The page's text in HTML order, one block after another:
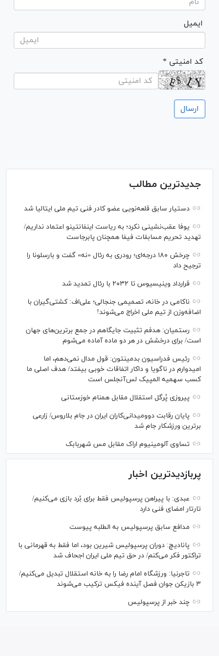
ایمیل
* کد امنیتی
جدیدترین مطالب
دستیار سابق قلعه‌نویی عضو کادر فنی تیم ملی ایتالیا شد
یوفا عقب‌نشینی نکرد؛ به ریاست اینفانتینو اعتماد نداریم/
تهدید تحریم مسابقات فیفا همچنان پابرجاست
چرخش ۱۸۰ درجه‌ای؛ رودری به رئال «نه» گفت و بارسلونا را
ترجیح داد
قرارداد وینیسیوس تا ۲۰۳۲ با رئال‌ تمدید شد
ناکامی در خانه، تصمیمی جنجالی؛ علی‌اف: کشتی‌گیران با
اضافه‌وزن از تیم ملی اخراج می‌شوند!
رستمیان: هدفم تثبیت جایگاهم در جمع برترین‌های جهان
است/ برای درخشش در هر دو ماده آماده می‌شوم
رئیس فدراسیون بدمینتون: قول مدال نمی‌دهم، اما
امیدوارم در ناگویا و داکار اتفاقات خوبی بیفتد/ هدف اصلی ما
کسب سهمیه المپیک لس‌آنجلس است
پیروزی پُرگل استقلال مقابل همنام خوزستانی
پایان رقابت دوومیدانی‌کاران ایران در جام بلاروس/ زارعی
برترین ورزشکار جام شد
تساوی آلومینیوم اراک مقابل مس شهربابک
پربازدیدترین اخبار
عبدی: با پیراهن پرسپولیس فقط برای بُرد بازی می‌کنیم/
تارتار امضای فنی دارد
مدافع سابق پرسپولیس به الطلبه پیوست
پانادیچ: دوران پرسپولیس شیرین بود، اما فقط به قهرمانی با
تراکتور فکر می‌کنم/ در حق تیم ملی ایران اجحاف شد
تاجرنیا: ورزشگاه امام رضا را به خانه استقلال تبدیل می‌کنیم/
۳ بازیکن جوان فصل آینده فیکس ترکیب می‌شوند
چند خبر از پرسپولیس